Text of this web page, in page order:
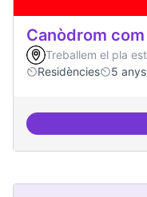
Canòdrom
Treballem el pla
Residències
5 anys